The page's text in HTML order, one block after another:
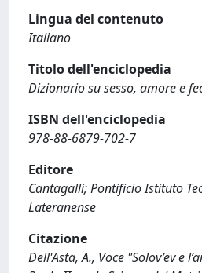
Lingua del contenuto
Italiano
Titolo dell'enciclopedia
Dizionario su sesso, amore e
ISBN dell'enciclopedia
978-88-6879-702-7
Editore
Cantagalli; Pontificio Istituto
Lateranense
Citazione
Dell'Asta, A., Voce "Solov’ëv e